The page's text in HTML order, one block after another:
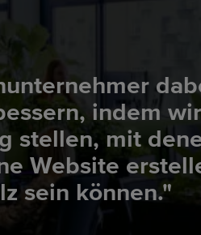
indem
stellen, mit
Website
sein können."